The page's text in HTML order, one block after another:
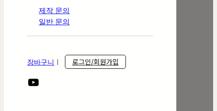
제작 문의
일반 문의
장바구니 로그인/회원가입